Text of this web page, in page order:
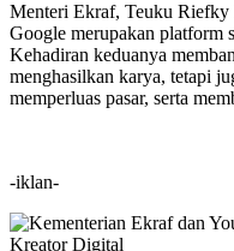
Menteri Ekraf, Teuku Riefky
Google merupakan platform
Kehadiran keduanya
menghasilkan karya, tetapi
memperluas pasar, serta
-iklan-